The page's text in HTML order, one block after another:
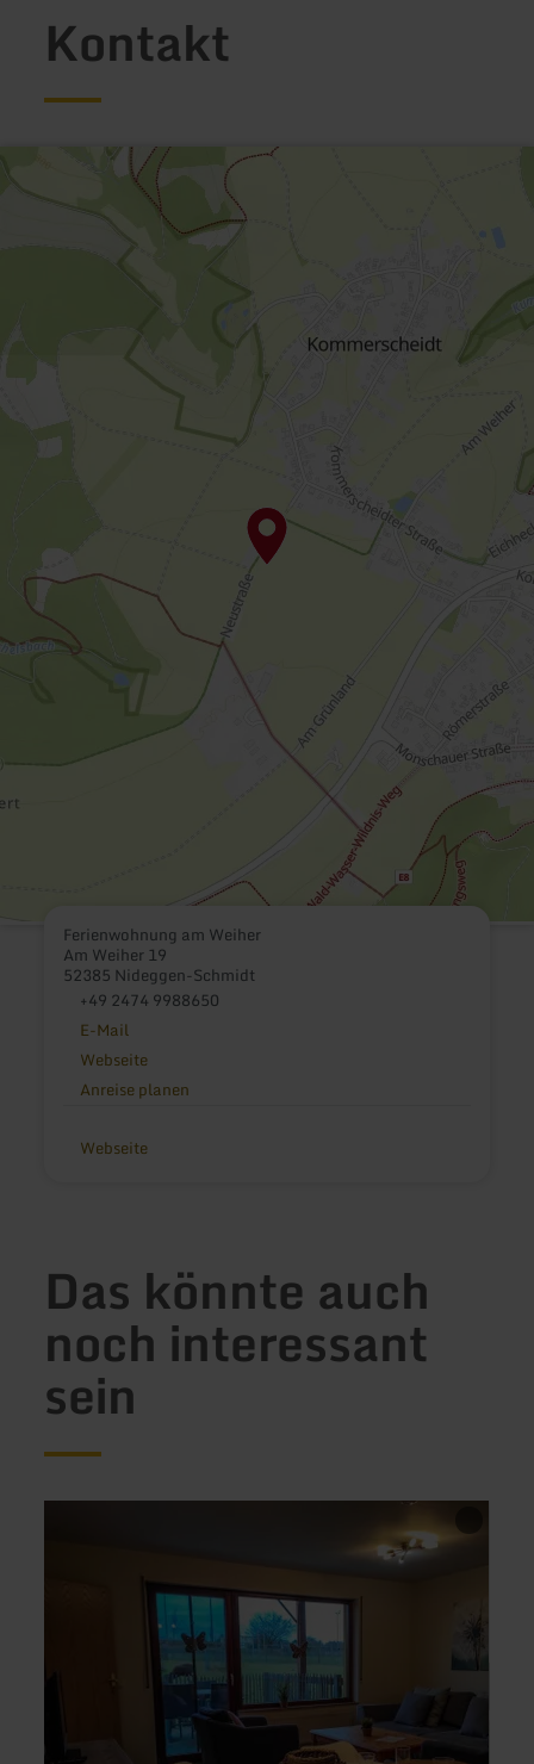
Kontakt
Ferienwohnung am Weiher
Am Weiher 19
52385 Nideggen-Schmidt
+49 2474 9988650
E-Mail
Webseite
Anreise planen
Webseite
Das könnte auch
noch interessant
sein